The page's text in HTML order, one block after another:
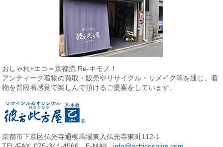
おしゃれ+エコ＝京都流 Re-キモノ！
アンティーク着物の買取・販売やリサイクル・リメイク等を通じ、着
物を普段着感覚で楽しんで頂けるご提案をしています。
京都市下京区仏光寺通柳馬場東入仏光寺東町112-1